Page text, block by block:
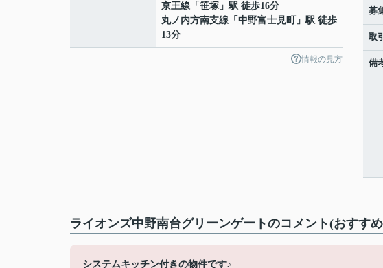
京王線 「 笹塚 」駅 徒歩16分
丸ノ内方南支線 「 中野富士見町
」駅 徒歩
13分
情報の見方
募
取
備
ライオンズ中野南台グリーンゲートのコメント(おすす
システムキッチン付きの物件です♪